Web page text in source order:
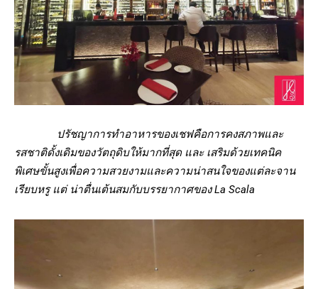
ปรัชญาการทำอาหารของเชฟคือการคงสภาพและ
รสชาติดั้งเดิมของวัตถุดิบให้มากที่สุด และ เสริมด้วยเทคนิค
พิเศษขั้นสูงเพื่อความสวยงามและความน่าสนใจของแต่ละจาน
เรียบหรู แต่ น่าตื่นเต้นสมกับบรรยากาศของ La Scala